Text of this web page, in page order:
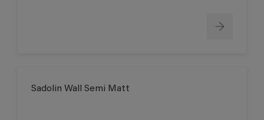
Sadolin Wall Semi Matt